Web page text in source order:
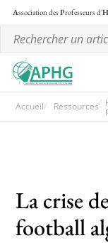
Association desProfesseurs d'
Accueil Ressources
La crise
football